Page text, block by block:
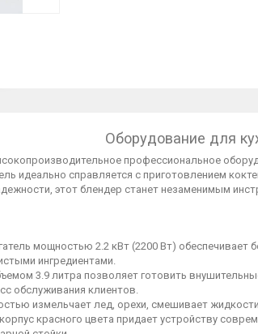
Оборудование для
профессиональное
идеально справляется с приготовлением
этот блендер станет незаменимым
мощностью 2.2 кВт (2200 Вт) обеспечивает
ингредиентами.
3.9 литра позволяет готовить
обслуживания клиентов.
измельчает лед, орехи, смешивает
красного цвета придает устройству